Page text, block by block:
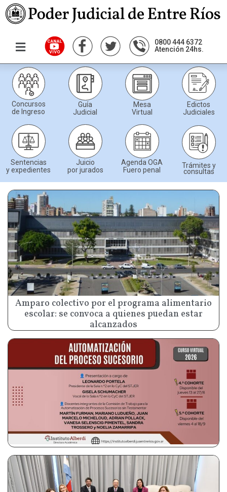
0800 444 6372
Atención 24hs.
Concursos
de Ingreso
Guía
Judicial
Mesa
Virtual
Edictos
Judiciales
Sentencias
y expedientes
Juicio
por jurados
Agenda OGA
Fuero penal
Trámites y
consultas
Amparo colectivo por el programa alimentario
escolar: se convoca a quienes puedan estar
alcanzados